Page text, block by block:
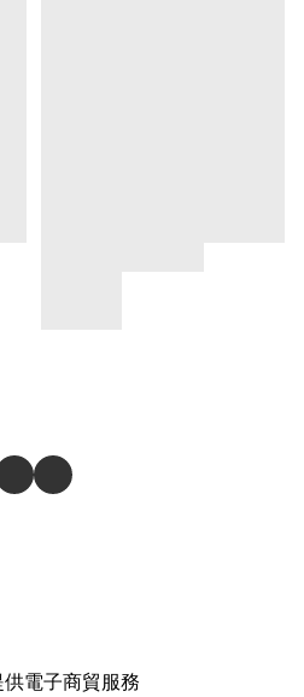
供電子商貿服務